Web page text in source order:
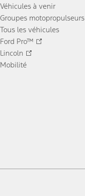
Véhicules à venir
Groupes motopropulseurs
Tous les véhicules
Ford Pro™
Lincoln
Mobilité